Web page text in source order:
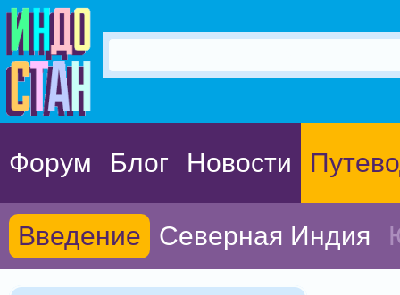
Форум Блог Новости
Введение Северная Индия